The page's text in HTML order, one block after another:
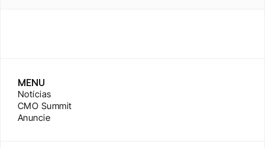
MENU
Notícias
CMO Summit
Anuncie